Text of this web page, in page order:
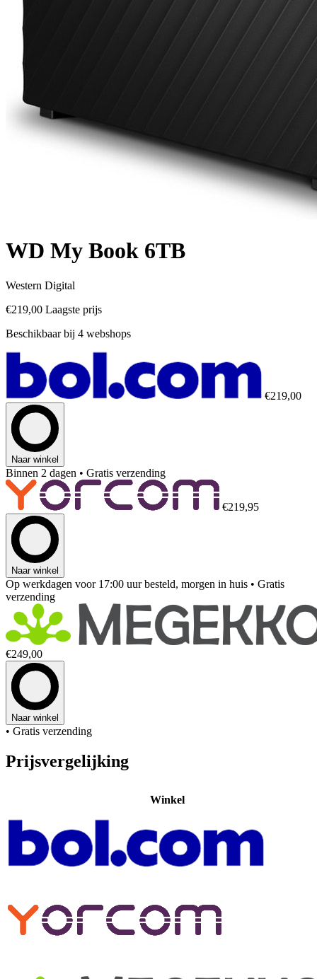
WD My Book 6TB
Western Digital
€219,00 Laagste prijs
Beschikbaar bij 4 webshops
€219,00
Naar winkel
Binnen 2 dagen • Gratis verzending
€219,95
Naar winkel
Op werkdagen voor 17:00 uur besteld, morgen in huis • Gratis
verzending
€249,00
Naar winkel
• Gratis verzending
Prijsvergelijking
Winkel